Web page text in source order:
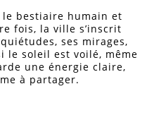
bestiaire humain et
fois, la ville s’inscrit
ses mirages,
le soleil est voilé, même
une énergie claire,
à partager.